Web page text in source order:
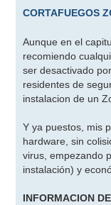
CORTAFUEGOS
Aunque en el
recomiendo
ser desactivado
residentes de
instalacion de un
Y ya puestos, mis
hardware, sin
virus, empezando
instalación) y
INFORMACION